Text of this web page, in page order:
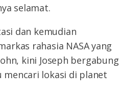
selamat.
dan kemudian
rahasia NASA yang
kini Joseph bergabung
lokasi di planet